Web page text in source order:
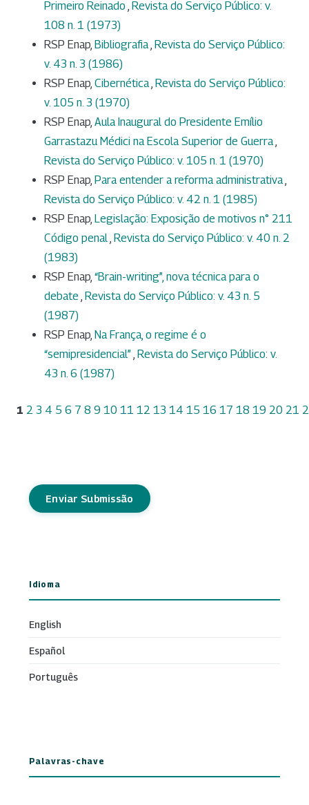
Primeiro Reinado Revista do Serviço Público: v.
108 n. 1 (1973)
RSP Enap, Bibliografia Revista do Serviço Público:
v. 43 n. 3 (1986)
RSP Enap, Cibernética Revista do Serviço Público:
v. 105 n. 3 (1970)
RSP Enap, Aula Inaugural do Presidente Emílio
Garrastazu Médici na Escola Superior de Guerra
Revista do Serviço Público: v. 105 n. 1 (1970)
RSP Enap, Para entender a reforma administrativa
Revista do Serviço Público: v. 42 n. 1 (1985)
RSP Enap, Legislação: Exposição de motivos n° 211
Código penal Revista do Serviço Público: v. 40 n. 2
(1983)
RSP Enap, “Brain-writing”, nova técnica para o
debate Revista do Serviço Público: v. 43 n. 5
(1987)
RSP Enap, Na França, o regime é o
“semipresidencial” Revista do Serviço Público: v.
43 n. 6 (1987)
1 2 3 4 5 6 7 8 9 10 11 12 13 14 15 16 17 18 19 20 21
Enviar Submissão
Idioma
English
Español
Português
Palavras-chave